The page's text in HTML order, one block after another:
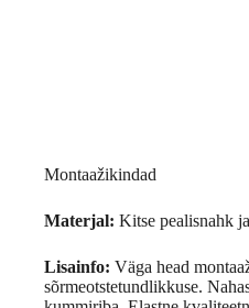
Montaažikindad
Materjal: Kitse pealisnahk
Lisainfo: Väga head
sõrmeotstetundlikkuse.